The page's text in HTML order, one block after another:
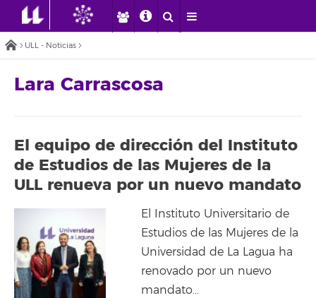
ULL - Noticias
Lara Carrascosa
El equipo de dirección del Instituto
de Estudios de las Mujeres de la
ULL renueva por un nuevo mandato
El Instituto Universitario de
Estudios de las Mujeres de la
Universidad de La Lagua ha
renovado por un nuevo
mandato…